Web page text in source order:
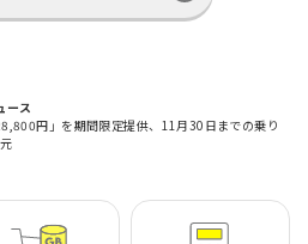
ース
円」を期間限定提供、11月30日までの乗り